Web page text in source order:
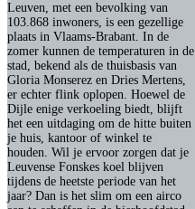
Leuven, met een bevolking van
103.868 inwoners, is een gezellige
plaats in Vlaams-Brabant. In de
zomer kunnen de temperaturen in de
stad, bekend als de thuisbasis van
Gloria Monserez en Dries Mertens,
er echter flink oplopen. Hoewel de
Dijle enige verkoeling biedt, blijft
het een uitdaging om de hitte buiten
je huis, kantoor of winkel te
houden. Wil je ervoor zorgen dat je
Leuvense Fonskes koel blijven
tijdens de heetste periode van het
jaar? Dan is het slim om een airco